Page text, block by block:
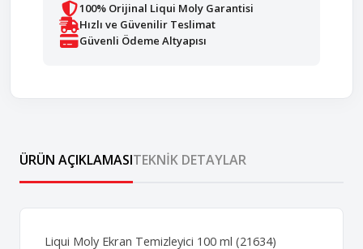
100% Orijinal Liqui Moly Garantisi
Hızlı ve Güvenilir Teslimat
Güvenli Ödeme Altyapısı
ÜRÜN AÇIKLAMASITEKNIK DETAYLAR
Liqui Moly Ekran Temizleyici 100 ml (21634)